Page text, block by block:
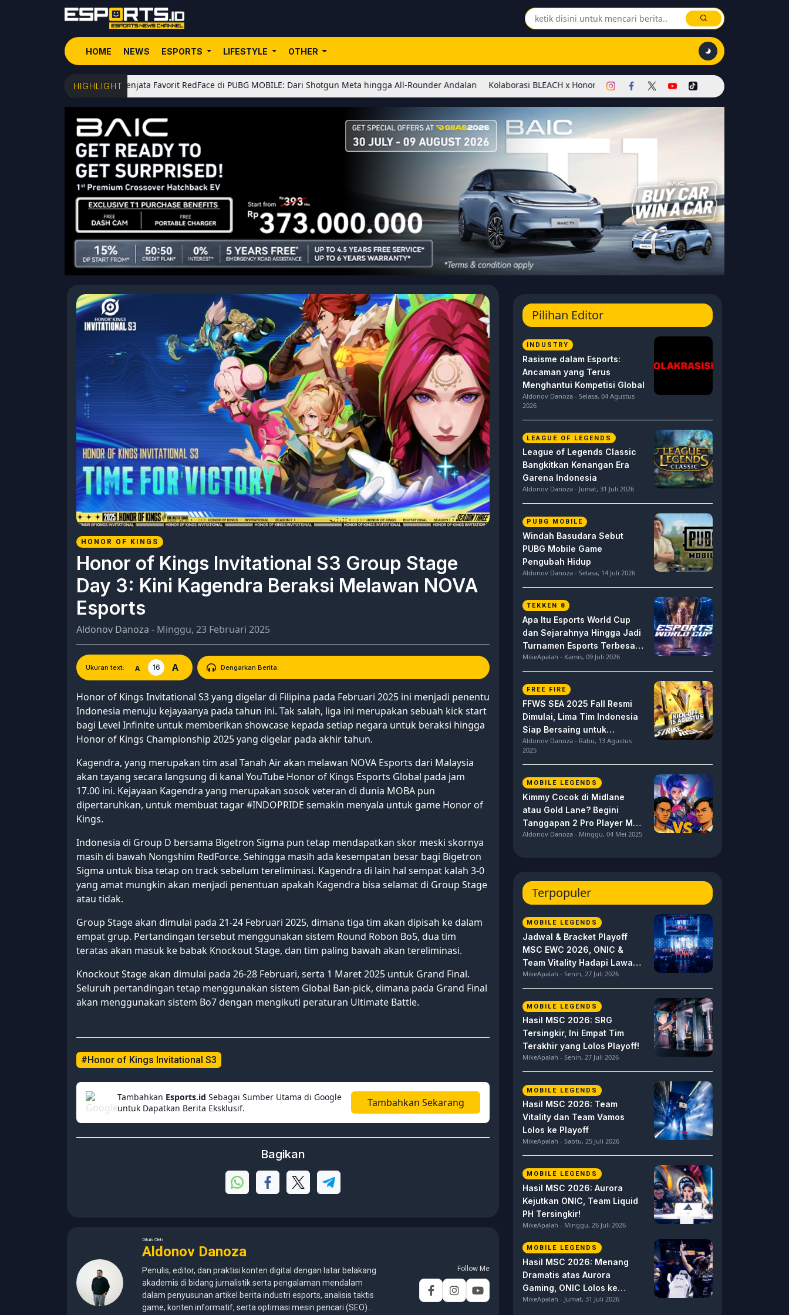
HOME NEWS ESPORTS LIFESTYLE OTHER
HIGHLIGHT
5 Senjata Favorit RedFace di PUBG MOBILE: Dari Shotgun Meta hingga All-Rounder Andalan Kolaborasi BLEACH x Honor of Kings Dimulai! Hadirkan Skin Soul Reaper, Mode
HONOR OF KINGS
Honor of Kings Invitational S3 Group Stage
Day 3: Kini Kagendra Beraksi Melawan NOVA
Esports
Aldonov Danoza - Minggu, 23 Februari 2025
Ukuran text: A 16 A Dengarkan Berita:
Honor of Kings Invitational S3 yang digelar di Filipina pada Februari 2025 ini menjadi penentu
Indonesia menuju kejayaanya pada tahun ini. Tak salah, liga ini merupakan sebuah kick start
bagi Level Infinite untuk memberikan showcase kepada setiap negara untuk beraksi hingga
Honor of Kings Championship 2025 yang digelar pada akhir tahun.
Kagendra, yang merupakan tim asal Tanah Air akan melawan NOVA Esports dari Malaysia
akan tayang secara langsung di kanal YouTube Honor of Kings Esports Global pada jam
17.00 ini. Kejayaan Kagendra yang merupakan sosok veteran di dunia MOBA pun
dipertaruhkan, untuk membuat tagar #INDOPRIDE semakin menyala untuk game Honor of
Kings.
Indonesia di Group D bersama Bigetron Sigma pun tetap mendapatkan skor meski skornya
masih di bawah Nongshim RedForce. Sehingga masih ada kesempatan besar bagi Bigetron
Sigma untuk bisa tetap on track sebelum tereliminasi. Kagendra di lain hal sempat kalah 3-0
yang amat mungkin akan menjadi penentuan apakah Kagendra bisa selamat di Group Stage
atau tidak.
Group Stage akan dimulai pada 21-24 Februari 2025, dimana tiga tim akan dipisah ke dalam
empat grup. Pertandingan tersebut menggunakan sistem Round Robon Bo5, dua tim
teratas akan masuk ke babak Knockout Stage, dan tim paling bawah akan tereliminasi.
Knockout Stage akan dimulai pada 26-28 Februari, serta 1 Maret 2025 untuk Grand Final.
Seluruh pertandingan tetap menggunakan sistem Global Ban-pick, dimana pada Grand Final
akan menggunakan sistem Bo7 dengan mengikuti peraturan Ultimate Battle.
#Honor of Kings Invitational S3
Tambahkan Esports.id Sebagai Sumber Utama di Google
untuk Dapatkan Berita Eksklusif.
Tambahkan Sekarang
Bagikan
Ditulis Oleh
Aldonov Danoza
Penulis, editor, dan praktisi konten digital dengan latar belakang
akademis di bidang jurnalistik serta pengalaman mendalam
dalam penyusunan artikel berita industri esports, analisis taktis
game, konten informatif, serta optimasi mesin pencari (SEO)
Follow Me
Pilihan Editor
INDUSTRY
Rasisme dalam Esports:
Ancaman yang Terus
Menghantui Kompetisi Global
Aldonov Danoza - Selasa, 04 Agustus
2026
LEAGUE OF LEGENDS
League of Legends Classic
Bangkitkan Kenangan Era
Garena Indonesia
Aldonov Danoza - Jumat, 31 Juli 2026
PUBG MOBILE
Windah Basudara Sebut
PUBG Mobile Game
Pengubah Hidup
Aldonov Danoza - Selasa, 14 Juli 2026
TEKKEN 8
Apa Itu Esports World Cup
dan Sejarahnya Hingga Jadi
Turnamen Esports Terbesar
di Dunia
MikeApalah - Kamis, 09 Juli 2026
FREE FIRE
FFWS SEA 2025 Fall Resmi
Dimulai, Lima Tim Indonesia
Siap Bersaing untuk
Dominasi
Aldonov Danoza - Rabu, 13 Agustus
2025
MOBILE LEGENDS
Kimmy Cocok di Midlane
atau Gold Lane? Begini
Tanggapan 2 Pro Player MPL
ID S15 ini
Aldonov Danoza - Minggu, 04 Mei 2025
Terpopuler
MOBILE LEGENDS
Jadwal & Bracket Playoff
MSC EWC 2026, ONIC &
Team Vitality Hadapi Lawan
Berat
MikeApalah - Senin, 27 Juli 2026
MOBILE LEGENDS
Hasil MSC 2026: SRG
Tersingkir, Ini Empat Tim
Terakhir yang Lolos Playoff!
MikeApalah - Senin, 27 Juli 2026
MOBILE LEGENDS
Hasil MSC 2026: Team
Vitality dan Team Vamos
Lolos ke Playoff
MikeApalah - Sabtu, 25 Juli 2026
MOBILE LEGENDS
Hasil MSC 2026: Aurora
Kejutkan ONIC, Team Liquid
PH Tersingkir!
MikeApalah - Minggu, 26 Juli 2026
MOBILE LEGENDS
Hasil MSC 2026: Menang
Dramatis atas Aurora
Gaming, ONIC Lolos ke
Semifinal!
MikeApalah - Jumat, 31 Juli 2026